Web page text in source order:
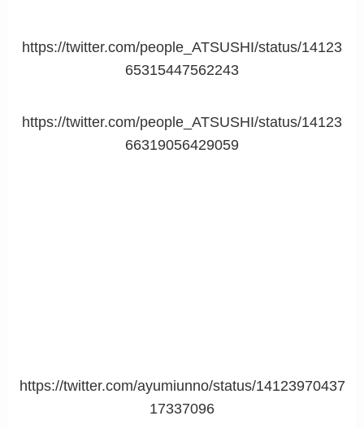
https://twitter.com/people_ATSUSHI/status/14123
65315447562243
https://twitter.com/people_ATSUSHI/status/14123
66319056429059
https://twitter.com/ayumiunno/status/14123970437
17337096